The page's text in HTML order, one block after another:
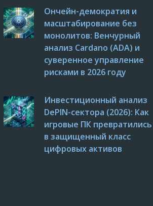
Ончейн-демократия и
масштабирование без
монолитов: Венчурный
анализ Cardano (ADA) и
суверенное управление
рисками в 2026 году
Инвестиционный анализ
DePIN-сектора (2026): Как
игровые ПК превратились
в защищенный класс
цифровых активов